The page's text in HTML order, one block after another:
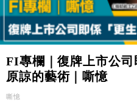
FI專欄｜復牌上市公
原諒的藝術｜嘶憶
嘶憶